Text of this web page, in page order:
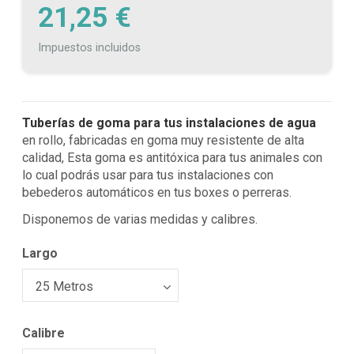
21,25 €
Impuestos incluidos
Tuberías de goma para tus instalaciones de agua
en rollo, fabricadas en goma muy resistente de alta
calidad, Esta goma es antitóxica para tus animales con
lo cual podrás usar para tus instalaciones con
bebederos automáticos en tus boxes o perreras.
Disponemos de varias medidas y calibres.
Largo
Calibre